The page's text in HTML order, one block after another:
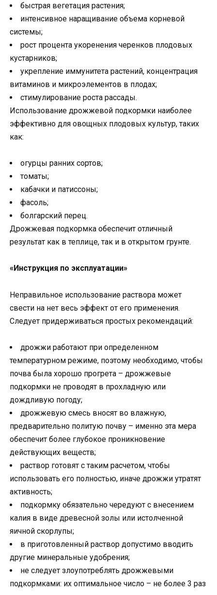
быстрая вегетация растения;
интенсивное наращивание объема корневой
системы;
рост процента укоренения черенков плодовых
кустарников;
укрепление иммунитета растений, концентрация
витаминов и микроэлементов в плодах;
стимулирование роста рассады.
Использование дрожжевой подкормки наиболее
эффективно для овощных плодовых культур, таких
как:
огурцы ранних сортов;
томаты;
кабачки и патиссоны;
фасоль;
болгарский перец.
Дрожжевая подкормка обеспечит отличный
результат как в теплице, так и в открытом грунте.
«Инструкция по эксплуатации»
Неправильное использование раствора может
свести на нет весь эффект от его применения.
Следует придерживаться простых рекомендаций:
дрожжи работают при определенном
температурном режиме, поэтому необходимо, чтобы
почва была хорошо прогрета – дрожжевые
подкормки не проводят в прохладную или
дождливую погоду;
дрожжевую смесь вносят во влажную,
предварительно политую почву – именно эта мера
обеспечит более глубокое проникновение
действующих веществ;
раствор готовят с таким расчетом, чтобы
использовать его полностью, иначе дрожжи утратят
активность;
подкормку обязательно чередуют с внесением
калия в виде древесной золы или истолченной
яичной скорлупы;
в приготовленный раствор допустимо вводить
другие минеральные удобрения;
не следует злоупотреблять дрожжевыми
подкормками: их оптимальное число – не более 3 раз